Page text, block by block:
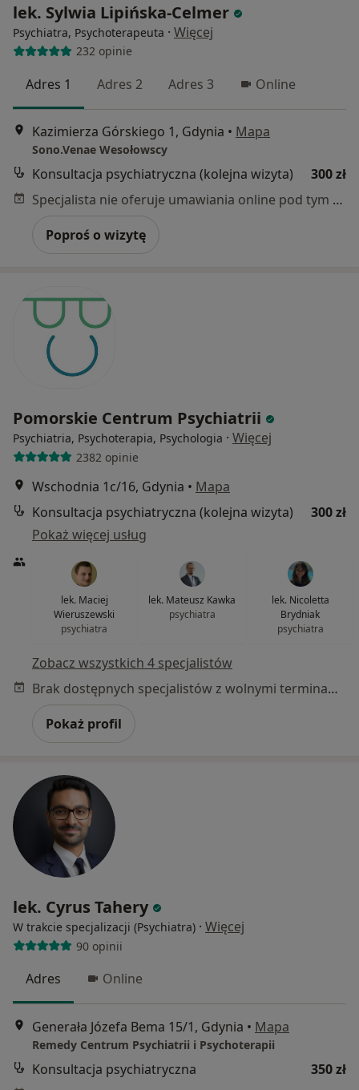
lek. Sylwia Lipińska-Celmer
Psychiatra, Psychoterapeuta · Więcej
232 opinie
Adres 1 Adres 2 Adres 3 Online
Kazimierza Górskiego 1, Gdynia • Mapa
Sono.Venae Wesołowscy
Konsultacja psychiatryczna (kolejna wizyta)
300 zł
Specjalista nie oferuje umawiania online pod tym adresem.
Poproś o wizytę
Pomorskie Centrum Psychiatrii
Psychiatria, Psychoterapia, Psychologia · Więcej
2382 opinie
Wschodnia 1c/16, Gdynia • Mapa
Konsultacja psychiatryczna (kolejna wizyta)
300 zł
Pokaż więcej usług
lek. Maciej
Wieruszewski
psychiatra
lek. Mateusz Kawka
psychiatra
lek. Nicoletta
Brydniak
psychiatra
Zobacz wszystkich 4 specjalistów
Brak dostępnych specjalistów z wolnymi terminami w tym centrum medycznym.
Pokaż profil
lek. Cyrus Tahery
W trakcie specjalizacji (Psychiatra) · Więcej
90 opinii
Adres Online
Generała Józefa Bema 15/1, Gdynia • Mapa
Remedy Centrum Psychiatrii i Psychoterapii
Konsultacja psychiatryczna
350 zł